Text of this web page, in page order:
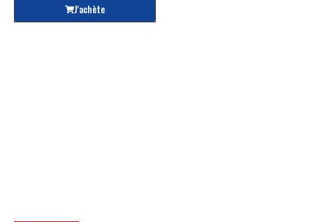
J'achète